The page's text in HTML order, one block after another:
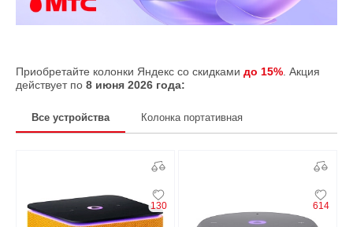
Приобретайте колонки Яндекс со скидками до 15%. Акция
действует по 8 июня 2026 года:
Все устройства Колонка портативная
130 614